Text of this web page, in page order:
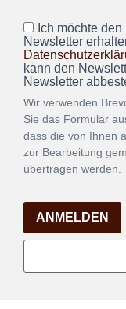
Ich möchte
Newsletter
kann den
Newsletter
Wir verwenden
Sie das Formular
dass die von Ihnen
zur Bearbeitung
übertragen werden.
ANMELDEN